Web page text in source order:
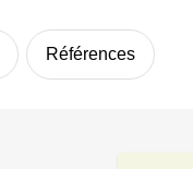
Références